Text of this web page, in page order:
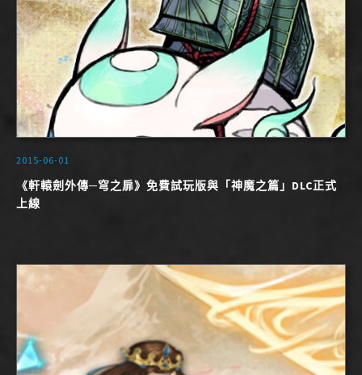
2015-06-01
《軒轅劍外傳─穹之扉》免費試玩版與「神魔之篇」DLC正式
上線